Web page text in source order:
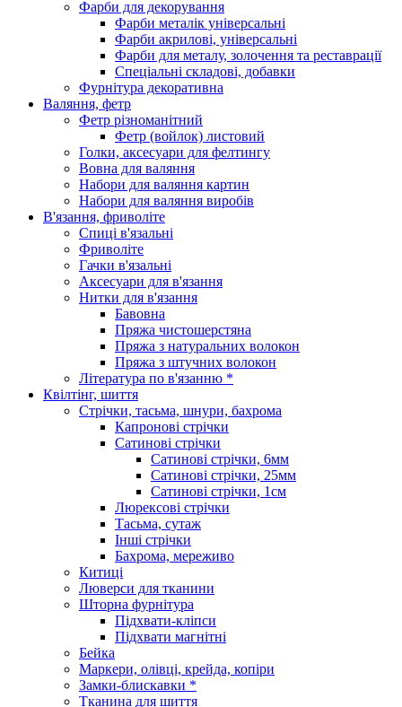
Фарби для декорування
Фарби металік універсальні
Фарби акрилові, універсальні
Фарби для металу, золочення та реставрації
Спеціальні складові, добавки
Фурнітура декоративна
Валяння, фетр
Фетр різноманітний
Фетр (войлок) листовий
Голки, аксесуари для фелтингу
Вовна для валяння
Набори для валяння картин
Набори для валяння виробів
В'язання, фриволіте
Спиці в'язальні
Фриволіте
Гачки в'язальні
Аксесуари для в'язання
Нитки для в'язання
Бавовна
Пряжа чистошерстяна
Пряжа з натуральних волокон
Пряжа з штучних волокон
Література по в'язанню *
Квілтінг, шиття
Стрічки, тасьма, шнури, бахрома
Капронові стрічки
Сатинові стрічки
Сатинові стрічки, 6мм
Сатинові стрічки, 25мм
Сатинові стрічки, 1см
Люрексові стрічки
Тасьма, сутаж
Інші стрічки
Бахрома, мереживо
Китиці
Люверси для тканини
Шторна фурнітура
Підхвати-кліпси
Підхвати магнітні
Бейка
Маркери, олівці, крейда, копіри
Замки-блискавки *
Тканина для шиття